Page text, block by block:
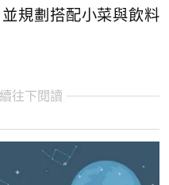
規劃搭配小菜與飲料
往下閱讀